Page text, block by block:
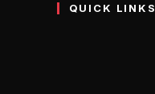
QUICK LINKS